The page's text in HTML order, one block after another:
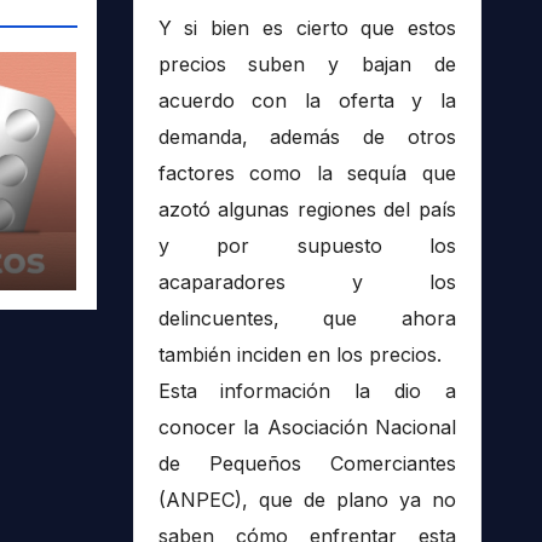
Y si bien es cierto que estos
precios suben y bajan de
acuerdo con la oferta y la
demanda, además de otros
factores como la sequía que
azotó algunas regiones del país
y por supuesto los
acaparadores y los
delincuentes, que ahora
también inciden en los precios.
Esta información la dio a
conocer la Asociación Nacional
de Pequeños Comerciantes
(ANPEC), que de plano ya no
saben cómo enfrentar esta